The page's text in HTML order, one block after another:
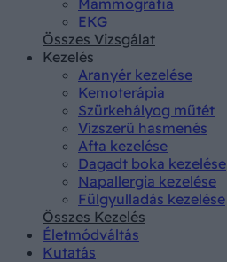
EKG
Összes Vizsgálat
Kezelés
Aranyér kezelése
Kemoterápia
Szürkehályog műtét
Vízszerű hasmenés
Afta kezelése
Dagadt boka kezelése
Napallergia kezelése
Fülgyulladás kezelése
Összes Kezelés
Életmódváltás
Kutatás